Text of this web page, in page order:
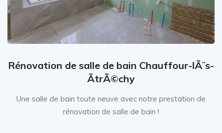
Rénovation de salle de bain Chauffour-lÃ¨s-
ÃtrÃ©chy
Une salle de bain toute neuve avec notre prestation de
rénovation de salle de bain !